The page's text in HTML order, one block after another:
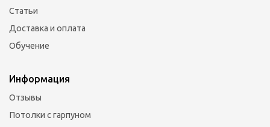
Статьи
Доставка и оплата
Обучение
Информация
Отзывы
Потолки с гарпуном